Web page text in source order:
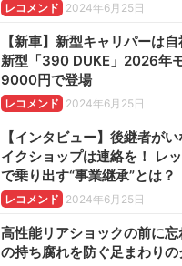
レコメンド 2024年6月25日
【新車】新型キャリパーは
新型「390 DUKE」2026年
9000円で登場
レコメンド 2024年6月25日
【インタビュー】後継者が
イクショップは連絡を！ レ
で乗り出す“事業継承”とは？
レコメンド 2024年6月25日
高性能リアショックの前に
の持ち腐れを防ぐ足まわり